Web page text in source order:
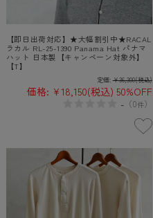
【即日出荷対応】★大幅割引中★RACAL
ラカル RL-25-1390 Panama Hat パナマ
ハット 日本製【キャンペーン対象外】
【T】
定価: ¥36,300(税込)
価格: ¥18,150(税込) 50%OFF
-（0件）